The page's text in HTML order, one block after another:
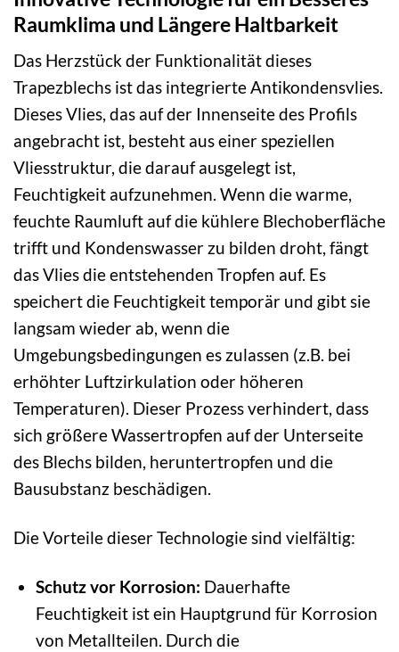
Raumklima und Längere Haltbarkeit
Das Herzstück der Funktionalität dieses
Trapezblechs ist das integrierte Antikondensvlies.
Dieses Vlies, das auf der Innenseite des Profils
angebracht ist, besteht aus einer speziellen
Vliesstruktur, die darauf ausgelegt ist,
Feuchtigkeit aufzunehmen. Wenn die warme,
feuchte Raumluft auf die kühlere Blechoberfläche
trifft und Kondenswasser zu bilden droht, fängt
das Vlies die entstehenden Tropfen auf. Es
speichert die Feuchtigkeit temporär und gibt sie
langsam wieder ab, wenn die
Umgebungsbedingungen es zulassen (z.B. bei
erhöhter Luftzirkulation oder höheren
Temperaturen). Dieser Prozess verhindert, dass
sich größere Wassertropfen auf der Unterseite
des Blechs bilden, heruntertropfen und die
Bausubstanz beschädigen.
Die Vorteile dieser Technologie sind vielfältig:
Schutz vor Korrosion: Dauerhafte
Feuchtigkeit ist ein Hauptgrund für Korrosion
von Metallteilen. Durch die